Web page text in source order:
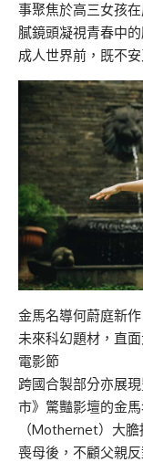
事聚焦於高三女孩
膩鏡頭凝視青春中
成人世界前，既不
金馬名導何蔚庭新
未來科幻題材，直
電影節
跨國合製部分亦展
市》驚豔影壇的金
（Mothernet）大
喪母後，不顧父親